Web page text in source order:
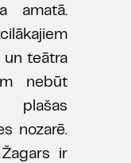
amatā.
un teātra
nebūt
nozarē.
ir